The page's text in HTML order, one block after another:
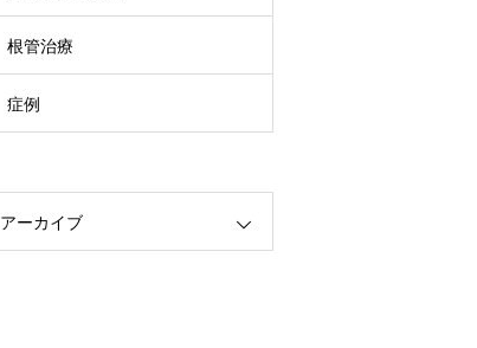
根管治療
症例
アーカイブ